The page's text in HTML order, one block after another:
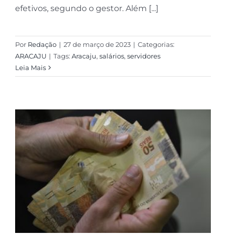
efetivos, segundo o gestor. Além [...]
Por Redação | 27 de março de 2023 | Categorias:
ARACAJU | Tags: Aracaju, salários, servidores
Leia Mais